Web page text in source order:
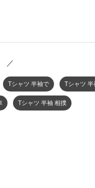
／
Tシャツ 半袖で Tシャツ
Tシャツ 半袖 相撲